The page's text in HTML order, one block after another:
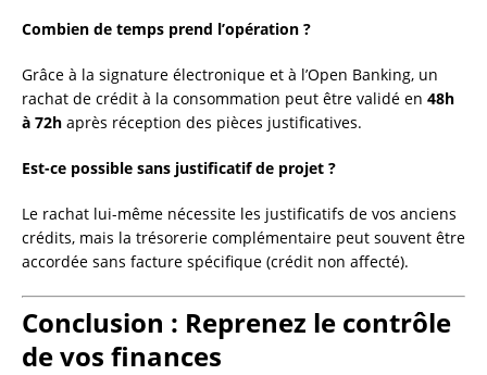
Combien de temps prend l’opération ?
Grâce à la signature électronique et à l’Open Banking, un
rachat de crédit à la consommation peut être validé en 48h
à 72h après réception des pièces justificatives.
Est-ce possible sans justificatif de projet ?
Le rachat lui-même nécessite les justificatifs de vos anciens
crédits, mais la trésorerie complémentaire peut souvent être
accordée sans facture spécifique (crédit non affecté).
Conclusion : Reprenez le contrôle
de vos finances